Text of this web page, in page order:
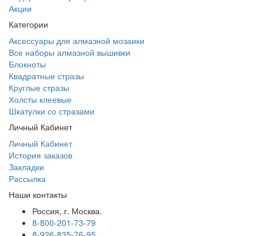
Акции
Категории
Аксессуары для алмазной мозаики
Все наборы алмазной вышивки
Блокноты
Квадратные стразы
Круглые стразы
Холсты клеевые
Шкатулки со стразами
Личный Кабинет
Личный Кабинет
История заказов
Закладки
Рассылка
Наши контакты
Россия, г. Москва.
8-800-201-73-79